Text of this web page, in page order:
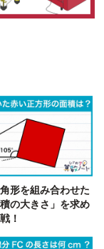
形を組み合わせた
の大きさ」を求め
！